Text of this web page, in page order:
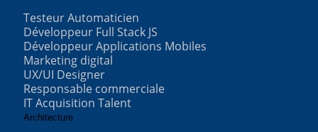
Testeur Automaticien
Développeur Full Stack JS
Développeur Applications Mobiles
Marketing digital
UX/UI Designer
Responsable commerciale
IT Acquisition Talent
Architecture